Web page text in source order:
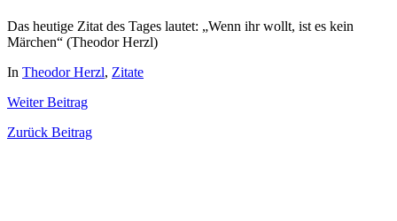
Das heutige Zitat des Tages lautet: „Wenn ihr wollt, ist es kein
Märchen“ (Theodor Herzl)
In Theodor Herzl, Zitate
WeiterBeitrag
Zurück Beitrag